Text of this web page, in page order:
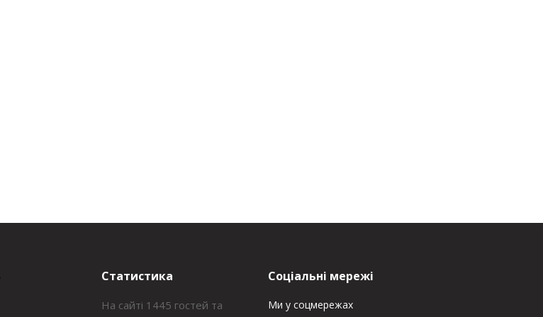
Статистика
На сайті 1445 гостей та
Соціальні мережі
Ми у соцмережах